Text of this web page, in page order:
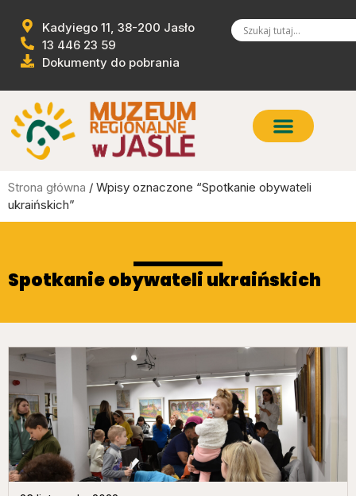
Kadyiego 11, 38-200 Jasło
13 446 23 59
Dokumenty do pobrania
Strona główna / Wpisy oznaczone “Spotkanie obywateli
ukraińskich”
Spotkanie obywateli ukraińskich